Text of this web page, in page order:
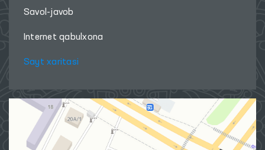
Savol-javob
Internet qabulxona
Sayt xaritasi